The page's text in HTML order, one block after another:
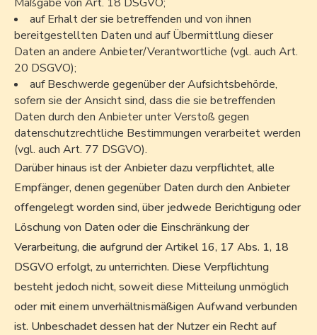
auf Erhalt der sie betreffenden und von ihnen
bereitgestellten Daten und auf Übermittlung dieser
Daten an andere Anbieter/Verantwortliche (vgl. auch Art.
20 DSGVO);
auf Beschwerde gegenüber der Aufsichtsbehörde,
sofern sie der Ansicht sind, dass die sie betreffenden
Daten durch den Anbieter unter Verstoß gegen
datenschutzrechtliche Bestimmungen verarbeitet werden
(vgl. auch Art. 77 DSGVO).
Darüber hinaus ist der Anbieter dazu verpflichtet, alle
Empfänger, denen gegenüber Daten durch den Anbieter
offengelegt worden sind, über jedwede Berichtigung oder
Löschung von Daten oder die Einschränkung der
Verarbeitung, die aufgrund der Artikel 16, 17 Abs. 1, 18
DSGVO erfolgt, zu unterrichten. Diese Verpflichtung
besteht jedoch nicht, soweit diese Mitteilung unmöglich
oder mit einem unverhältnismäßigen Aufwand verbunden
ist. Unbeschadet dessen hat der Nutzer ein Recht auf